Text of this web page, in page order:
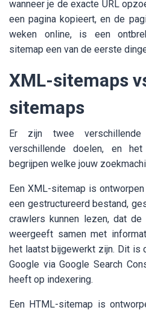
wanneer je de exacte URL
een pagina kopieert, en de
weken online, is een
sitemap een van de eerste
XML-sitemaps
sitemaps
Er zijn twee
verschillende doelen, en
begrijpen welke jouw
Een XML-sitemap is
een gestructureerd bestand,
crawlers kunnen lezen, dat
weergeeft samen met
het laatst bijgewerkt zijn. Dit is
Google via Google Search
heeft op indexering.
Een HTML-sitemap is